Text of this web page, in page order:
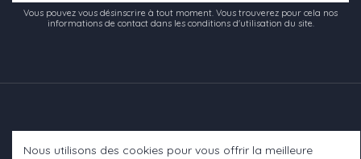
Vous pouvez vous désinscrire à tout moment. Vous trouverez pour cela nos
informations de contact dans les conditions d'utilisation du site.
Informations
Nous utilisons des cookies pour vous offrir la meilleure